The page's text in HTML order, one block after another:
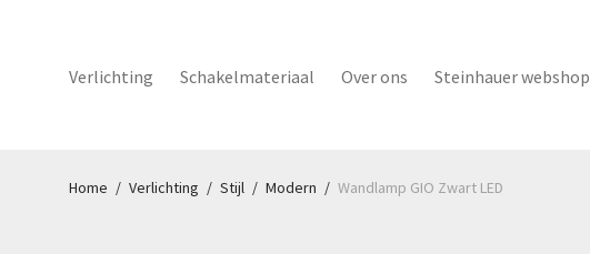
Verlichting Schakelmateriaal Over ons Steinhauer webshop
Home / Verlichting / Stijl / Modern / Wandlamp GIO Zwart LED